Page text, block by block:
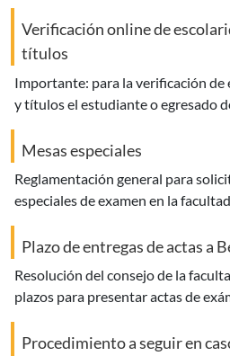
Verificación online de
títulos
importante: para la verificación de escolaridades, certificados
y títulos el estudiante o egresado
Mesas especiales
reglamentación general para solicitar y acogerse a mesas
especiales de examen en la
Plazo de entregas de actas a
resolución del consejo de la facultad de ingeniería sobre los
plazos para presentar actas de
Procedimiento a seguir en